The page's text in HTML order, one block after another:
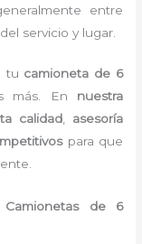
entre
servicio y lugar.
tu camioneta de 6
más. En nuestra
calidad, asesoría
para que
de 6